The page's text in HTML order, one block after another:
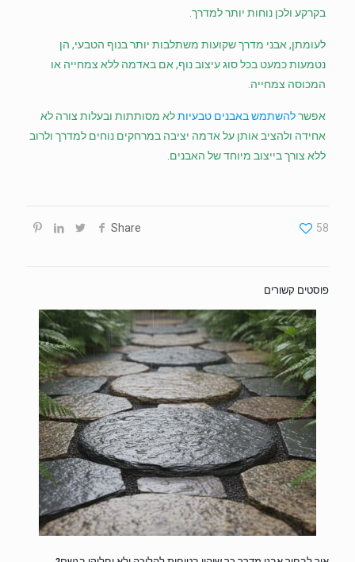
בקרקע ולכן נוחות יותר למדרך.
לעומתן, אבני מדרך שקועות משתלבות יותר בנוף הטבעי, הן
נטמעות כמעט בכל סוג עיצוב נוף, אם באדמה ללא צמחייה או
המכוסה צמחייה.
אפשרלהשתמש באבנים טבעיותלא מסותתות ובעלות צורה לא
אחידה ולהציב אותן על אדמה יציבה במרחקים נוחים למדרך ולרוב
ללא צורך בייצוב מיוחד של האבנים.
Share 58
פוסטים קשורים